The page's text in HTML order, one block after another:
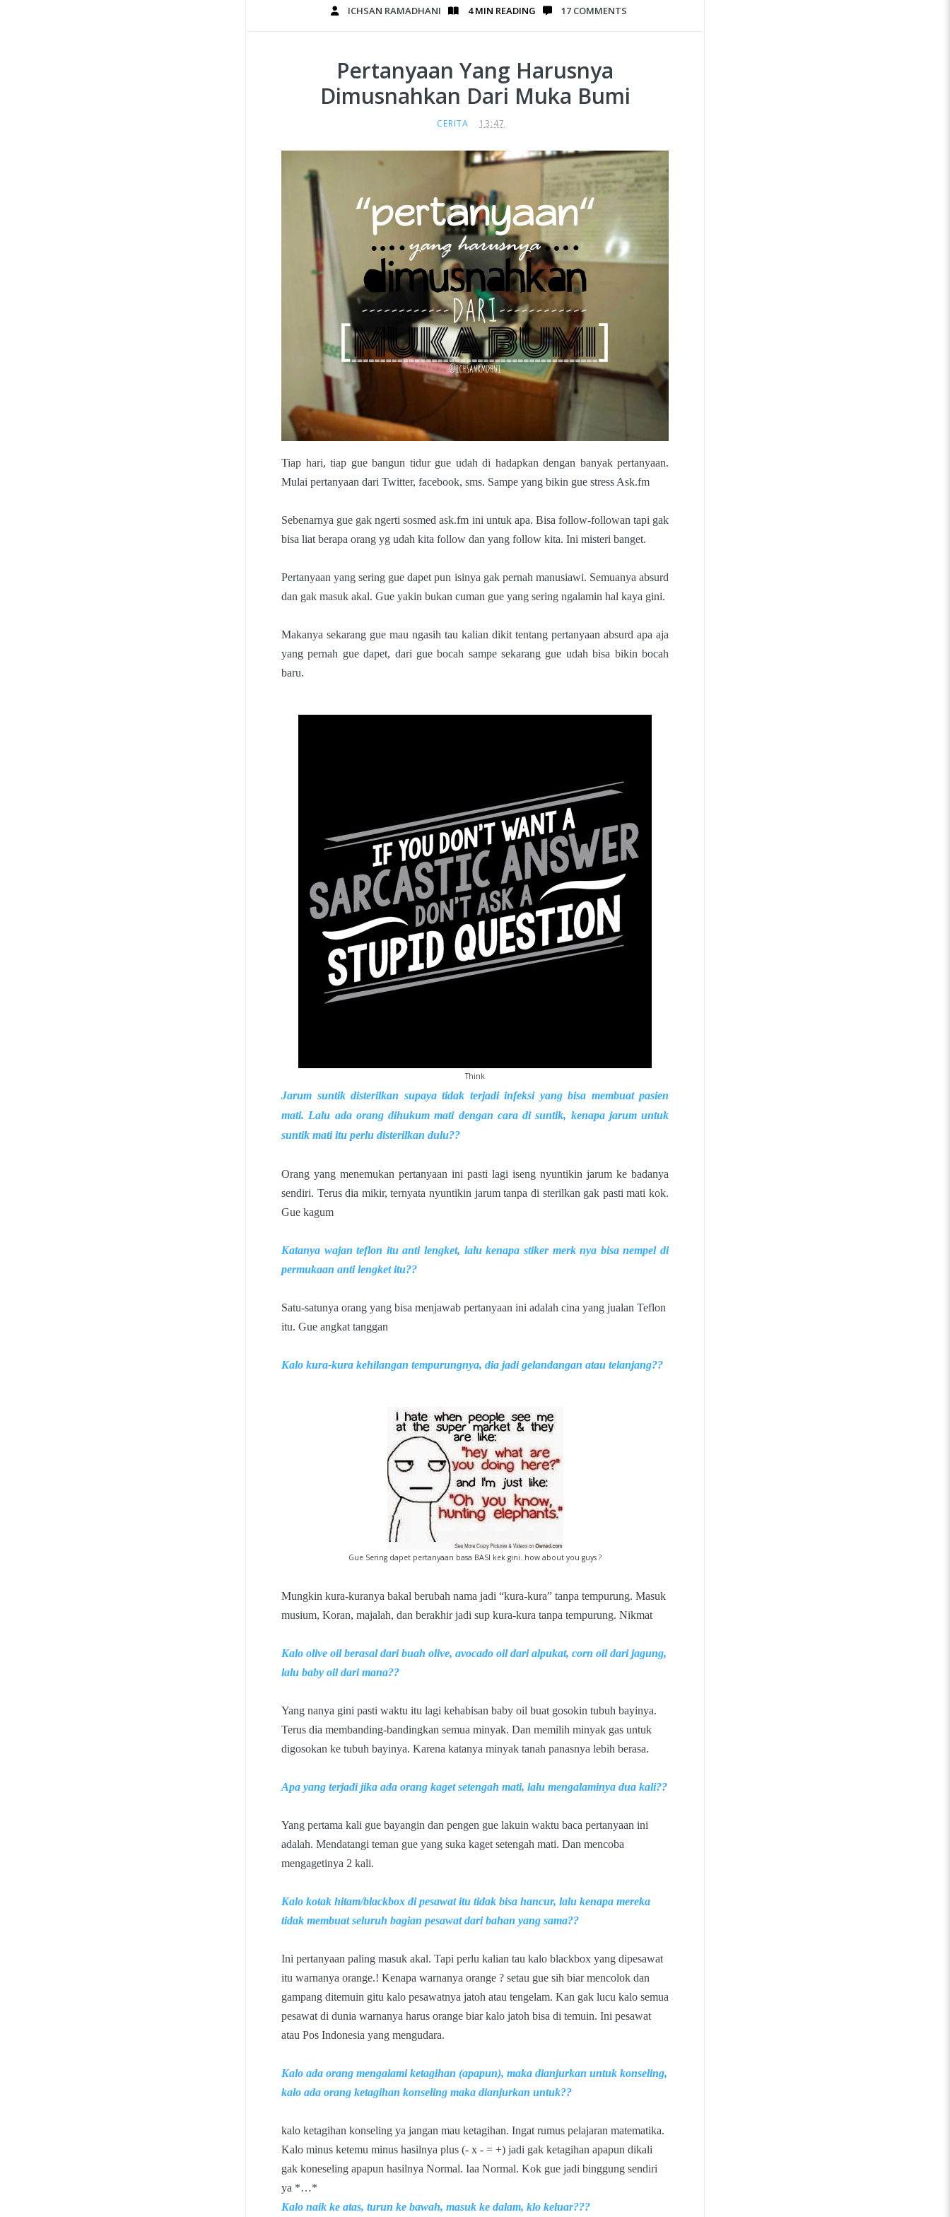
Pertanyaan Yang Harusnya
Dimusnahkan Dari Muka Bumi
CERITA 13:47
ICHSAN RAMADHANI 4 MIN READING 17 COMMENTS
Tiap hari, tiap gue bangun tidur gue udah di hadapkan dengan banyak pertanyaan.
Mulai pertanyaan dari Twitter, facebook, sms. Sampe yang bikin gue stress Ask.fm
Sebenarnya gue gak ngerti sosmed ask.fm ini untuk apa. Bisa follow-followan tapi gak
bisa liat berapa orang yg udah kita follow dan yang follow kita. Ini misteri banget.
Pertanyaan yang sering gue dapet pun isinya gak pernah manusiawi. Semuanya absurd
dan gak masuk akal. Gue yakin bukan cuman gue yang sering ngalamin hal kaya gini.
Makanya sekarang gue mau ngasih tau kalian dikit tentang pertanyaan absurd apa aja
yang pernah gue dapet, dari gue bocah sampe sekarang gue udah bisa bikin bocah
baru.
Think
Jarum suntik disterilkan supaya tidak terjadi infeksi yang bisa membuat pasien
mati. Lalu ada orang dihukum mati dengan cara disuntik, kenapa jarum untuk
suntik mati itu perlu disterilkan dulu??
Orang yang menemukan pertanyaan ini pasti lagi iseng nyuntikin jarum ke badanya
sendiri. Terus dia mikir, ternyata nyuntikin jarum tanpa di sterilkan gak pasti mati kok.
Gue kagum
Katanya wajan teflon itu anti lengket, lalu kenapa stiker merk nya bisa nempel di
permukaan anti lengket itu??
Satu-satunya orang yang bisa menjawab pertanyaan ini adalah cina yang jualan Teflon
itu. Gue angkat tanggan
Kalo kura-kura kehilangan tempurungnya, dia jadi gelandangan atau telanjang??
Gue Sering dapet pertanyaan basa BASI kek gini. how about you guys ?
Mungkin kura-kuranya bakal berubah nama jadi “kura-kura” tanpa tempurung. Masuk
musium, Koran, majalah, dan berakhir jadi sup kura-kura tanpa tempurung. Nikmat
Kalo olive oil berasal dari buah olive, avocado oil dari alpukat, corn oil dari jagung,
lalu baby oil dari mana??
Yang nanya gini pasti waktu itu lagi kehabisan baby oil buat gosokin tubuh bayinya.
Terus dia membanding-bandingkan semua minyak. Dan memilih minyak gas untuk
digosokan ke tubuh bayinya. Karena katanya minyak tanah panasnya lebih berasa.
Apa yang terjadi jika ada orang kaget setengah mati, lalu mengalaminya dua kali??
Yang pertama kali gue bayangin dan pengen gue lakuin waktu baca pertanyaan ini
adalah. Mendatangi teman gue yang suka kaget setengah mati. Dan mencoba
mengagetinya 2 kali.
Kalo kotak hitam/blackbox di pesawat itu tidak bisa hancur, lalu kenapa mereka
tidak membuat seluruh bagian pesawat dari bahan yang sama??
Ini pertanyaan paling masuk akal. Tapi perlu kalian tau kalo blackbox yang dipesawat
itu warnanya orange.! Kenapa warnanya orange ? setau gue sih biar mencolok dan
gampang ditemuin gitu kalo pesawatnya jatoh atau tengelam. Kan gak lucu kalo semua
pesawat di dunia warnanya harus orange biar kalo jatoh bisa di temuin. Ini pesawat
atau Pos Indonesia yang mengudara.
Kalo ada orang mengalami ketagihan (apapun), maka dianjurkan untuk konseling,
kalo ada orang ketagihan konseling maka dianjurkan untuk??
kalo ketagihan konseling ya jangan mau ketagihan. Ingat rumus pelajaran matematika.
Kalo minus ketemu minus hasilnya plus (- x - = +) jadi gak ketagihan apapun dikali
gak koneseling apapun hasilnya Normal. Iaa Normal. Kok gue jadi binggung sendiri
ya *…*
Kalo naik ke atas, turun ke bawah, masuk ke dalam, klo keluar???